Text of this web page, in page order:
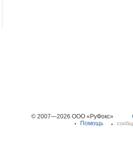
© 2007—2026 ООО «РуФокс»
Помощь